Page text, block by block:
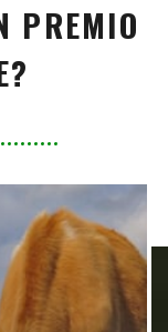
PREMIO